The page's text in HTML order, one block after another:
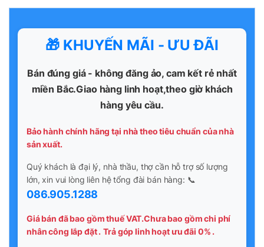
🎁 KHUYẾN MÃI - ƯU ĐÃI
Bán đúng giá - không đăng ảo, cam kết rẻ nhất
miền Bắc.Giao hàng linh hoạt,theo giờ khách
hàng yêu cầu.
Bảo hành chính hãng tại nhà theo tiêu chuẩn của nhà
sản xuất.
Quý khách là đại lý, nhà thầu, thợ cần hỗ trợ số lượng
lớn, xin vui lòng liên hệ tổng đài bán hàng: 📞
086.905.1288
Giá bán đã bao gồm thuế VAT.Chưa bao gồm chi phí
nhân công lắp đặt . Trả góp linh hoạt ưu đãi 0% .